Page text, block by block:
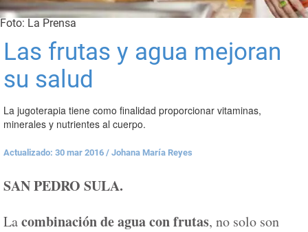
Foto: La Prensa
Las frutas y agua mejoran
su salud
La jugoterapia tiene como finalidad proporcionar vitaminas,
minerales y nutrientes al cuerpo.
Actualizado: 30 mar 2016 / Johana María Reyes
SAN PEDRO SULA.
Lacombinación de agua con frutas, no solo son